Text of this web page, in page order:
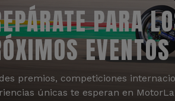
PARA
EVENTOS
premios, competiciones
únicas te esperan en